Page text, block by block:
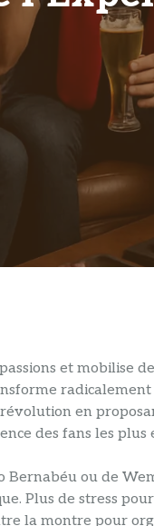
et mobilise
radicalement
en
des fans les plus
ou de
Plus de stress
la montre pour